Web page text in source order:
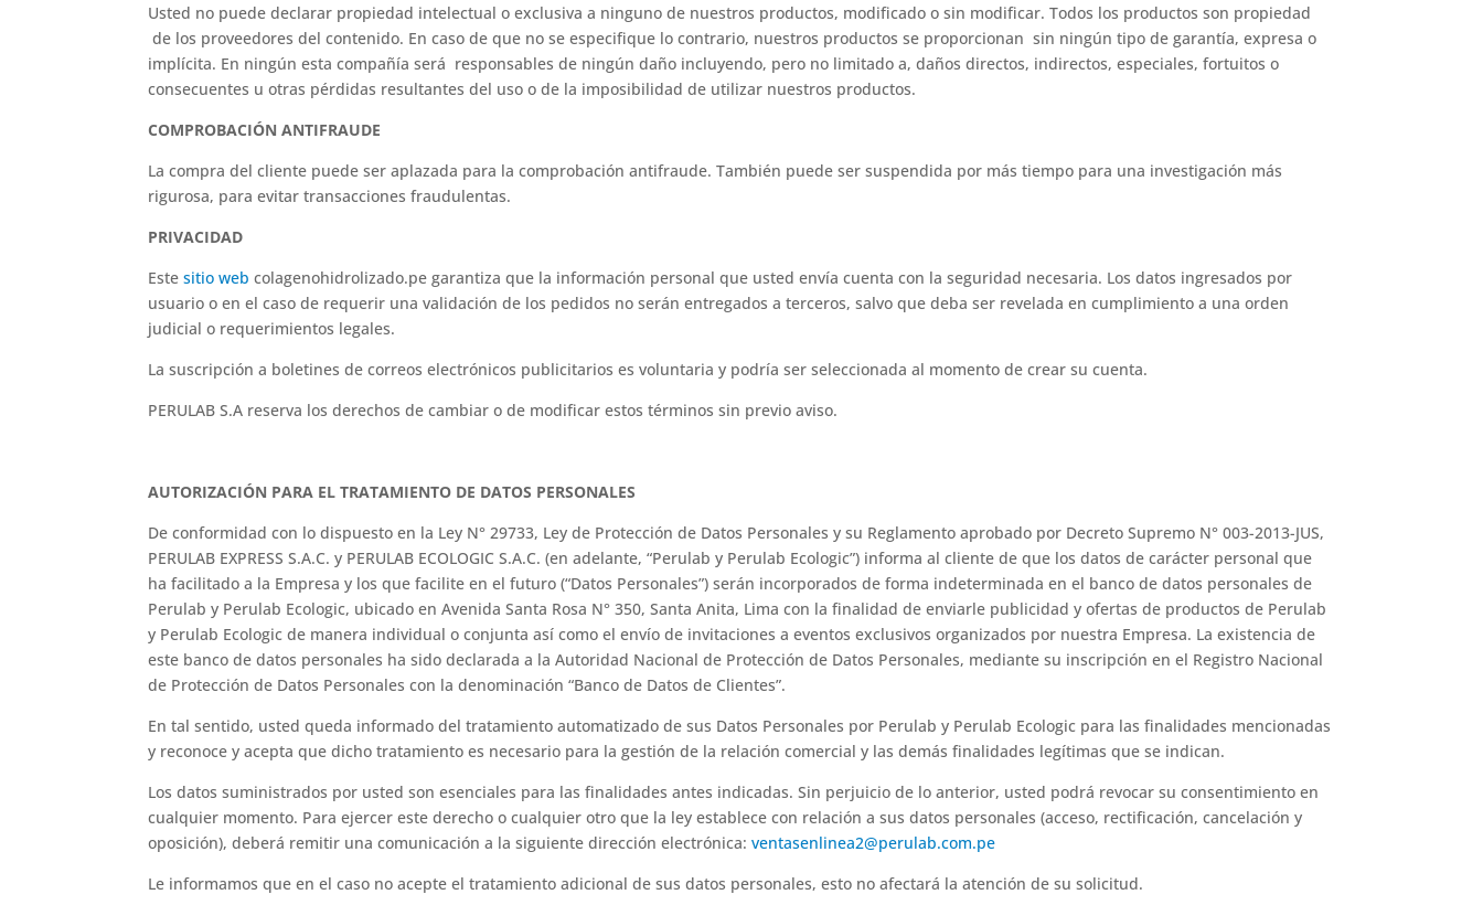
Usted no puede declarar propiedad intelectual o exclusiva a ninguno de nuestros productos, modificado o sin modificar. Todos los productos son propiedad
de los proveedores del contenido. En caso de que no se especifique lo contrario, nuestros productos se proporcionan sin ningún tipo de garantía, expresa o
implícita. En ningún esta compañía será responsables de ningún daño incluyendo, pero no limitado a, daños directos, indirectos, especiales, fortuitos o
consecuentes u otras pérdidas resultantes del uso o de la imposibilidad de utilizar nuestros productos.
COMPROBACIÓN ANTIFRAUDE
La compra del cliente puede ser aplazada para la comprobación antifraude. También puede ser suspendida por más tiempo para una investigación más
rigurosa, para evitar transacciones fraudulentas.
PRIVACIDAD
Estesitio web colagenohidrolizado.pe garantiza que la información personal que usted envía cuenta con la seguridad necesaria. Los datos ingresados por
usuario o en el caso de requerir una validación de los pedidos no serán entregados a terceros, salvo que deba ser revelada en cumplimiento a una orden
judicial o requerimientos legales.
La suscripción a boletines de correos electrónicos publicitarios es voluntaria y podría ser seleccionada al momento de crear su cuenta.
PERULAB S.A reserva los derechos de cambiar o de modificar estos términos sin previo aviso.
AUTORIZACIÓN PARA EL TRATAMIENTO DE DATOS PERSONALES
De conformidad con lo dispuesto en la Ley N° 29733, Ley de Protección de Datos Personales y su Reglamento aprobado por Decreto Supremo N° 003-2013-JUS,
PERULAB EXPRESS S.A.C. y PERULAB ECOLOGIC S.A.C. (en adelante, “Perulab y Perulab Ecologic”) informa al cliente de que los datos de carácter personal que
ha facilitado a la Empresa y los que facilite en el futuro (“Datos Personales”) serán incorporados de forma indeterminada en el banco de datos personales de
Perulab y Perulab Ecologic, ubicado en Avenida Santa Rosa N° 350, Santa Anita, Lima con la finalidad de enviarle publicidad y ofertas de productos de Perulab
y Perulab Ecologic de manera individual o conjunta así como el envío de invitaciones a eventos exclusivos organizados por nuestra Empresa. La existencia de
este banco de datos personales ha sido declarada a la Autoridad Nacional de Protección de Datos Personales, mediante su inscripción en el Registro Nacional
de Protección de Datos Personales con la denominación “Banco de Datos de Clientes”.
En tal sentido, usted queda informado del tratamiento automatizado de sus Datos Personales por Perulab y Perulab Ecologic para las finalidades mencionadas
y reconoce y acepta que dicho tratamiento es necesario para la gestión de la relación comercial y las demás finalidades legítimas que se indican.
Los datos suministrados por usted son esenciales para las finalidades antes indicadas. Sin perjuicio de lo anterior, usted podrá revocar su consentimiento en
cualquier momento. Para ejercer este derecho o cualquier otro que la ley establece con relación a sus datos personales (acceso, rectificación, cancelación y
oposición), deberá remitir una comunicación a la siguiente dirección electrónica:ventasenlinea2@perulab.com.pe
Le informamos que en el caso no acepte el tratamiento adicional de sus datos personales, esto no afectará la atención de su solicitud.